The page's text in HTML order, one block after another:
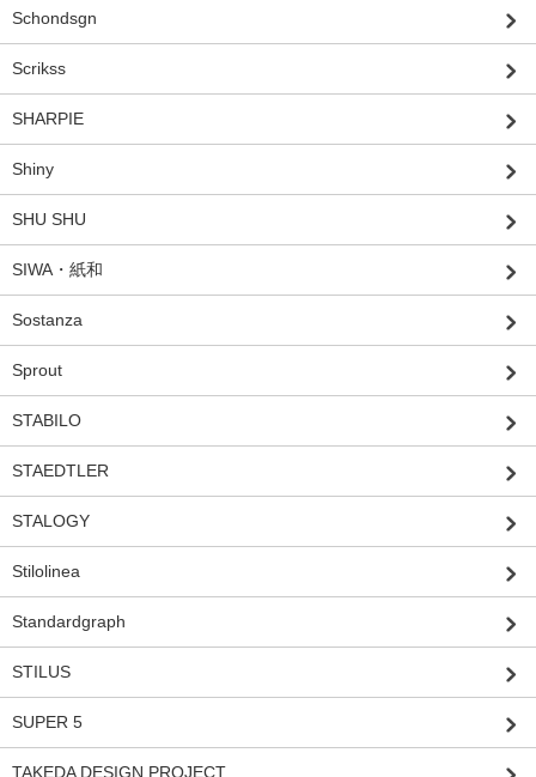
Schondsgn
Scrikss
SHARPIE
Shiny
SHU SHU
SIWA・紙和
Sostanza
Sprout
STABILO
STAEDTLER
STALOGY
Stilolinea
Standardgraph
STILUS
SUPER 5
TAKEDA DESIGN PROJECT